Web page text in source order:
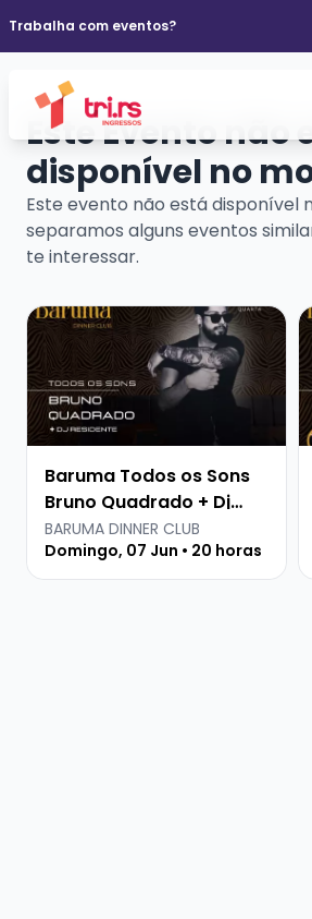
Trabalha com eventos?
Este Evento não
disponível no
Este evento não está disponível
separamos alguns eventos
te interessar.
Veja mais sobre Baruma Todos
Baruma Todos os Sons
Bruno Quadrado + Dj
Residente
BARUMA DINNER CLUB
Domingo, 07 Jun • 20 horas